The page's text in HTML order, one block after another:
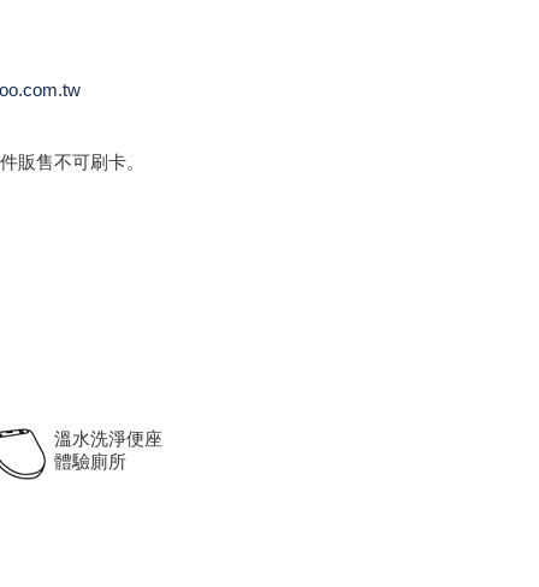
販售不可刷卡。
溫水洗淨便座
體驗廁所